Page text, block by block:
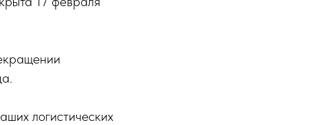
логистических